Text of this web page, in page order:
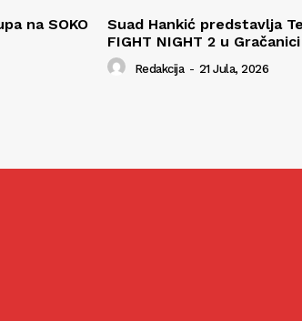
na SOKO
Suad Hankić predstavlja
FIGHT NIGHT 2 u Gračanici
Redakcija - 21 Jula, 2026